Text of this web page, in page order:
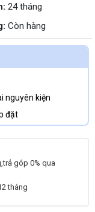
24 tháng
Còn hàng
nguyên kiện
đặt
góp 0% qua
tháng